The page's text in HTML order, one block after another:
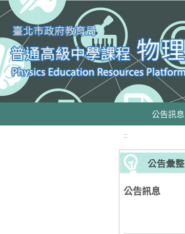
移至網頁之主要內容區位置
公告訊息
:::
公告彙整
公告訊息